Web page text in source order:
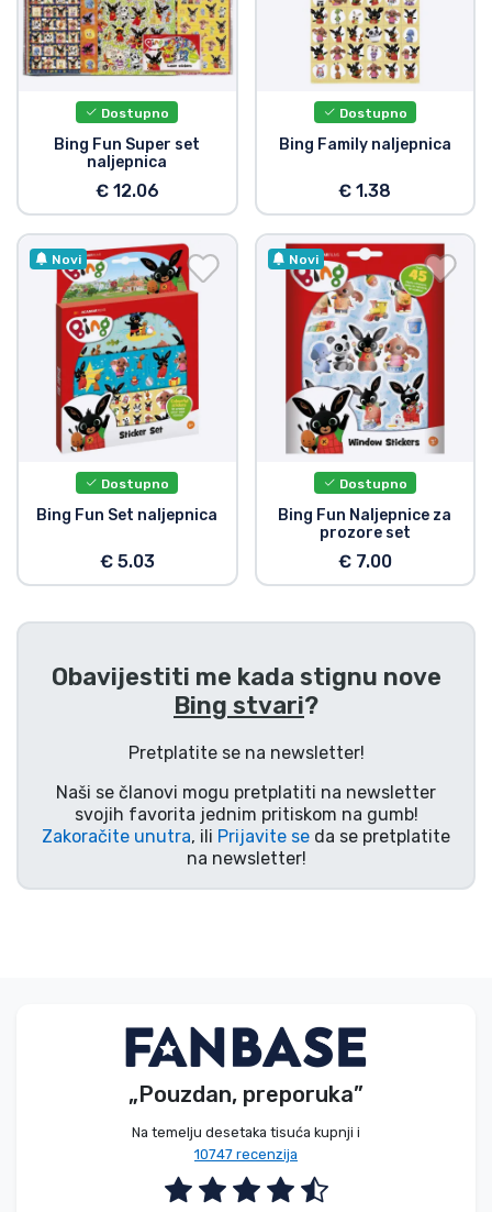
Dostupno
Bing Fun Super set
naljepnica
€ 12.06
Dostupno
Bing Family naljepnica
€ 1.38
Novi
Dostupno
Bing Fun Set naljepnica
€ 5.03
Novi
Dostupno
Bing Fun Naljepnice za
prozore set
€ 7.00
Obavijestiti me kada stignu nove
Bing stvari?
Pretplatite se na newsletter!
Naši se članovi mogu pretplatiti na newsletter
svojih favorita jednim pritiskom na gumb!
Zakoračite unutra, ili Prijavite se da se pretplatite
na newsletter!
„Pouzdan, preporuka”
Na temelju desetaka tisuća kupnji i
10747 recenzija
Vrste proizvoda